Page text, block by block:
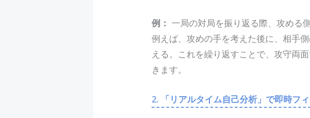
例： 一局の対局を振り返る際、攻める
例えば、攻めの手を考えた後に、相手
える。これを繰り返すことで、攻守両
きます。
2. 「リアルタイム自己分析」で即時フ